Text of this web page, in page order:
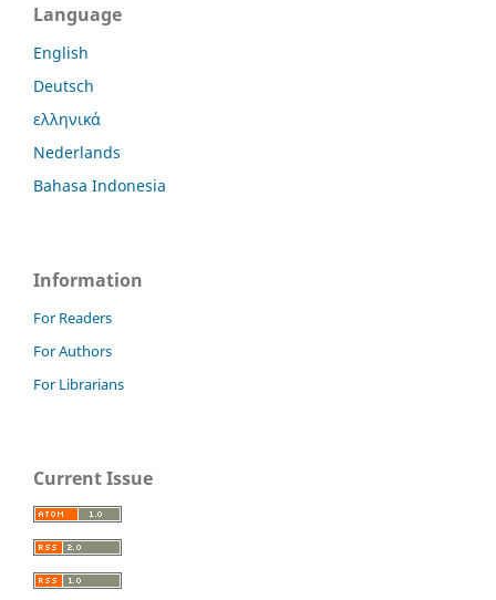
Language
English
Deutsch
ελληνικά
Nederlands
Bahasa Indonesia
Information
For Readers
For Authors
For Librarians
Current Issue